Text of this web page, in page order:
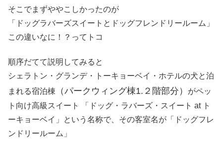
そこでまずややこしかったのが
「ドッグラバーズスイートとドッグフレンドリールーム」
この違いなに！？ってトコ
順序だてて説明してみると
シェラトン・グランデ・トーキョーベイ・ホテルの犬と泊
まれる宿泊棟
（パークウィング棟1.２階部分）
がペッ
ト向け高級スイート 「ドッグ・ラバーズ・スイート at ト
ーキョーベイ」という名称で、その客室名が「ドッグフレ
ンドリールーム」